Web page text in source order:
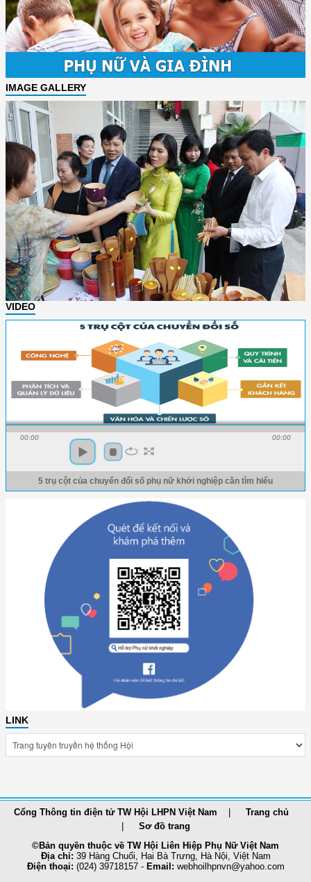
IMAGE GALLERY
VIDEO
00:00 00:00
5 trụ cột của chuyển đổi số phụ nữ khởi nghiệp cần tìm hiểu
LINK
Cổng Thông tin điện tử TW Hội LHPN Việt Nam
Trang chủ
Sơ đồ trang
©Bản quyền thuộc về TW Hội Liên Hiệp Phụ Nữ Việt Nam
Địa chỉ: 39 Hàng Chuối, Hai Bà Trưng, Hà Nội, Việt Nam
Điện thoại: (024) 39718157 - Email: webhoilhpnvn@yahoo.com